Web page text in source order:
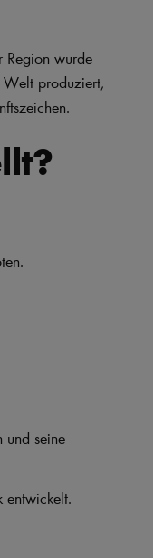
Region wurde
produziert,
und seine
entwickelt.